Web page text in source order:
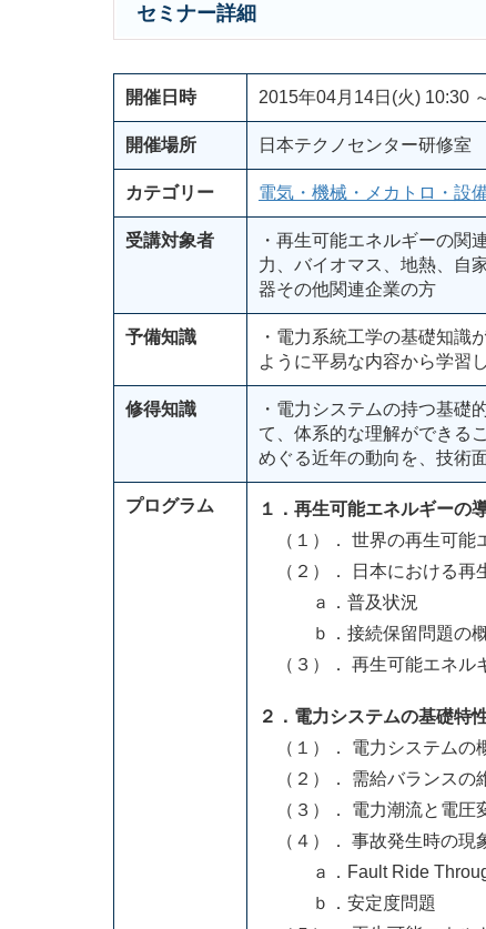
セミナー詳細
開催日時 2015年04月14日(火) 10:30
開催場所 日本テクノセンター研修室
カテゴリー 電気・機械・メカトロ・設
受講対象者
・再生可能エネルギーの関
力、バイオマス、地熱、自
器その他関連企業の方
予備知識
・電力系統工学の基礎知識
ように平易な内容から学習
修得知識
・電力システムの持つ基礎
て、体系的な理解ができる
めぐる近年の動向を、技術
プログラム
１．再生可能エネルギーの
（１）． 世界の再生可能
（２）． 日本における再
ａ．普及状況
ｂ．接続保留問題の
（３）． 再生可能エネル
２．電力システムの基礎特
（１）． 電力システムの
（２）． 需給バランスの
（３）． 電力潮流と電圧
（４）． 事故発生時の現
ａ．Fault Ride
ｂ．安定度問題